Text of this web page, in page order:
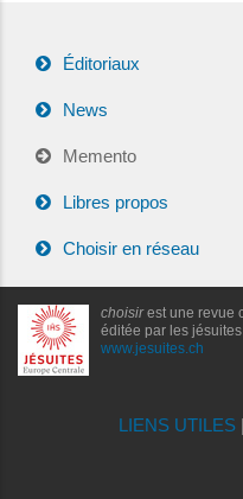
Éditoriaux
News
Memento
Libres propos
Choisir en réseau
choisirest une revue
éditée par les
www.jesuites.ch
LIENS UTILES|